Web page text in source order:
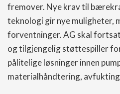
fremover. Nye krav til
teknologi gir nye muligheter,
forventninger. AG skal
og tilgjengelig støttespiller
pålitelige løsninger innen
materialhåndtering,